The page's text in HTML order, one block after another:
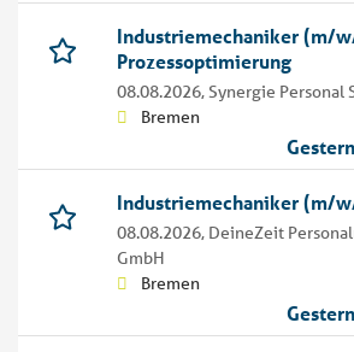
Industriemechaniker (m/
Prozessoptimierung
08.08.2026,Synergie Personal
Bremen
Industriemechaniker (m/
08.08.2026, DeineZeit
GmbH
Bremen